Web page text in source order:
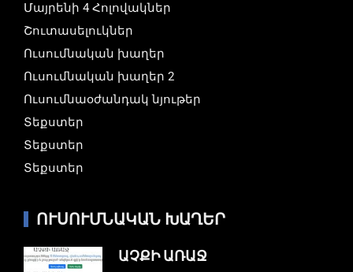
Մայրենի 4 Հոլովակներ
Շուտասելուկներ
Ուսումնական խաղեր
Ուսումնական խաղեր 2
Ուսումնաօժանդակ նյութեր
Տեքստեր
Տեքստեր
Տեքստեր
ՈՒՍՈՒՄՆԱԿԱՆ ԽԱՂԵՐ
ԱՉՔԻ ԱՌԱՋ